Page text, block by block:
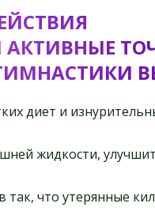
диет и
жидкости,
так, что утерянные